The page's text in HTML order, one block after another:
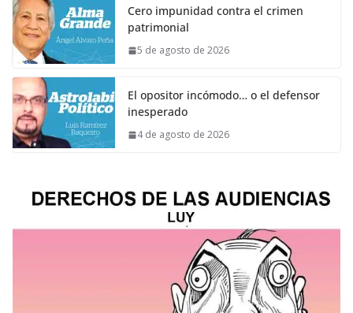
Cero impunidad contra el crimen
patrimonial
5 de agosto de 2026
El opositor incómodo… o el defensor
inesperado
4 de agosto de 2026